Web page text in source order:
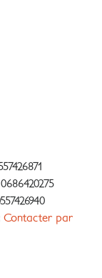
0686420275
Contacter par